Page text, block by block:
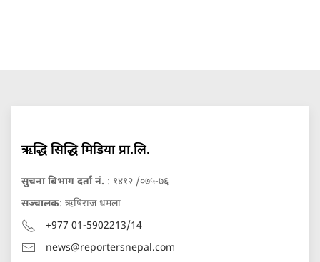
ऋद्धि सिद्धि मिडिया प्रा.लि.
सुचना बिभाग दर्ता नं. : १४१२ /०७५-७६
सञ्चालक: ऋषिराज धमला
+977 01-5902213/14
news@reportersnepal.com